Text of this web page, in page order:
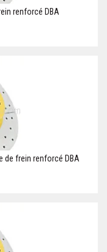
renforcé DBA
de frein renforcé DBA